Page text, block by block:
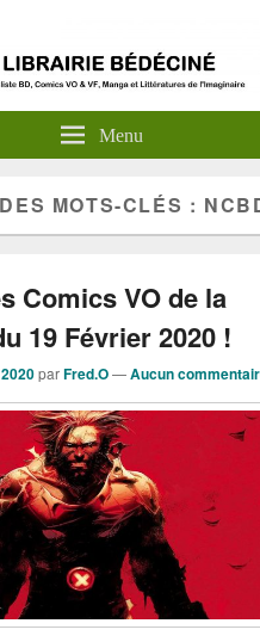
Menu
MOTS-CLÉS :
Comics VO de la
19 Février 2020 !
parFred.O—Aucun